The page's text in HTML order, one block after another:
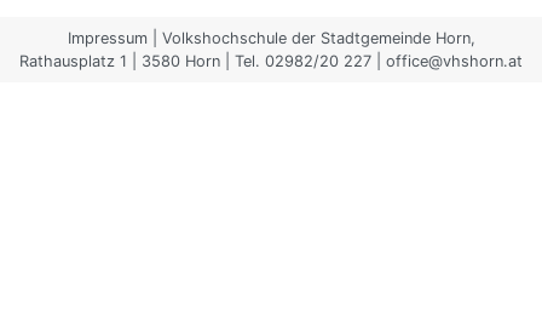
Impressum| Volkshochschule der Stadtgemeinde Horn,
Rathausplatz 1 | 3580 Horn | Tel. 02982/20 227 | office@vhshorn.at